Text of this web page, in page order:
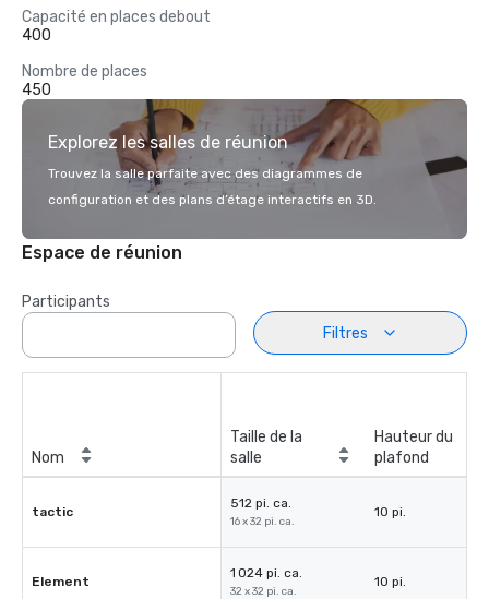
Capacité en places debout
400
Nombre de places
450
Explorez les salles de réunion
Trouvez la salle parfaite avec des diagrammes de
configuration et des plans d’étage interactifs en 3D.
Espace de réunion
Participants
Filtres
Nom
Taille de la
salle
Hauteur du
plafond
tactic
512 pi. ca.
16 x 32 pi. ca.
10 pi.
Element
1 024 pi. ca.
32 x 32 pi. ca.
10 pi.